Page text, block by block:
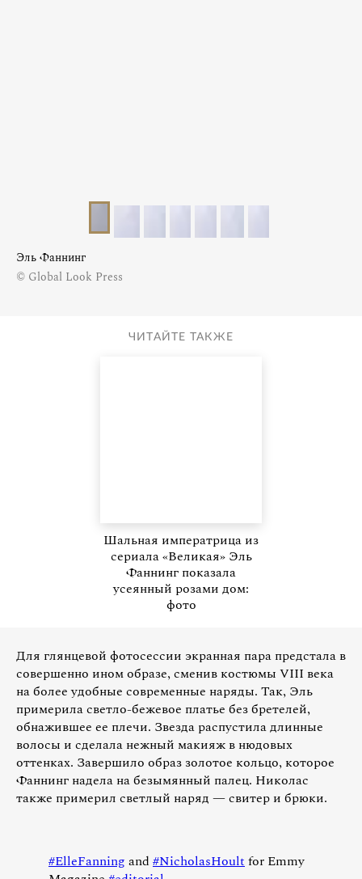
Эль Фаннинг
© Global Look Press
ЧИТАЙТЕ ТАКЖЕ
Шальная императрица из
сериала «Великая» Эль
Фаннинг показала
усеянный розами дом:
фото
Для глянцевой фотосессии экранная пара предстала в
совершенно ином образе, сменив костюмы VIII века
на более удобные современные наряды. Так, Эль
примерила светло-бежевое платье без бретелей,
обнажившее ее плечи. Звезда распустила длинные
волосы и сделала нежный макияж в нюдовых
оттенках. Завершило образ золотое кольцо, которое
Фаннинг надела на безымянный палец. Николас
также примерил светлый наряд — свитер и брюки.
#ElleFanning and#NicholasHoult for Emmy